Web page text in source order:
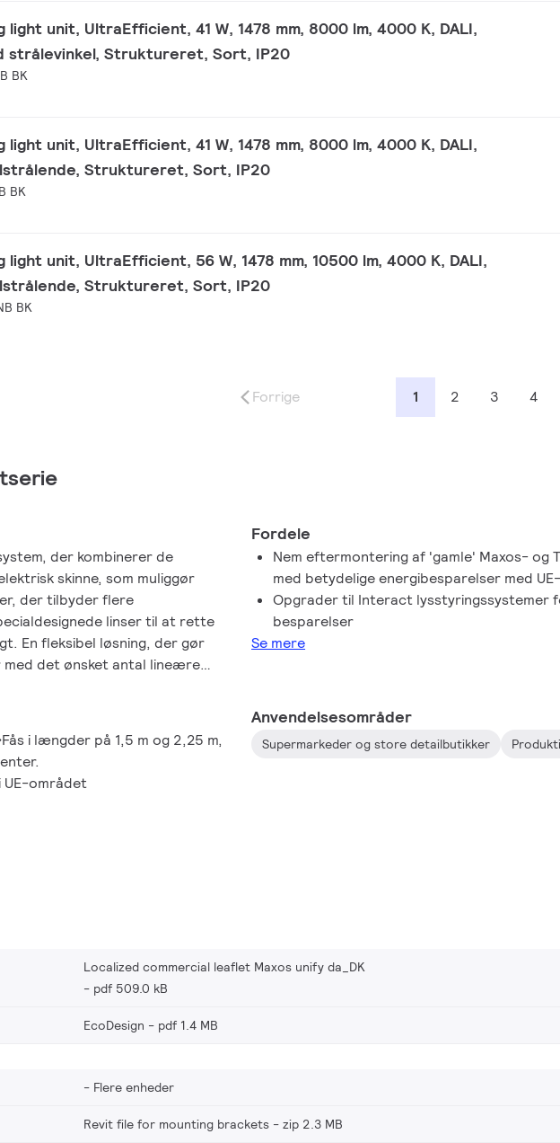
light unit, UltraEfficient, 41 W, 1478 mm, 8000 lm, 4000 K, DALI,
strålevinkel, Struktureret, Sort, IP20
BK
light unit, UltraEfficient, 41 W, 1478 mm, 8000 lm, 4000 K, DALI,
Struktureret, Sort, IP20
BK
light unit, UltraEfficient, 56 W, 1478 mm, 10500 lm, 4000 K, DALI,
Struktureret, Sort, IP20
BK
Forrige 1 2 3 4
der kombinerer de
skinne, som muliggør
der tilbyder flere
linser til at rette
En fleksibel løsning, der gør
det ønsket antal lineære
installationer. Resultatet
de nyeste muligheder inden
Fordele
Nem eftermontering af 'gamle' Maxos- og
med betydelige energibesparelser med
Opgrader til Interact lysstyringssystemer
besparelser
Se mere
i længder på 1,5 m og 2,25 m,
området
Anvendelsesområder
Supermarkeder og store detailbutikker
Localized commercial leaflet Maxos unify da_DK
pdf 509.0 kB
EcoDesign pdf 1.4 MB
Flere enheder
Revit file for mounting brackets zip 2.3 MB